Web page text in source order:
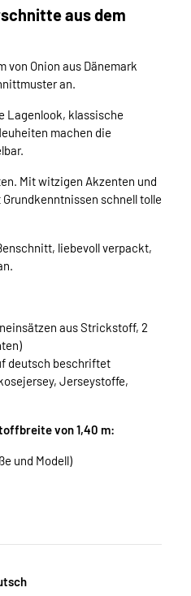
aus dem
von Onion aus Dänemark
an.
Lagenlook, klassische
machen die
Mit witzigen Akzenten und
schnell tolle
liebevoll verpackt,
aus Strickstoff, 2
deutsch beschriftet
Jerseystoffe,
von 1,40 m:
und Modell)